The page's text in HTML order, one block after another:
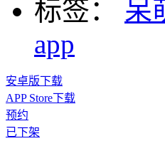
标签：
呆
app
安卓版下载
APP Store下载
预约
已下架